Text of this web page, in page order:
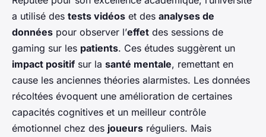
a utilisé des tests vidéos et des analyses de
données pour observer l’effet des sessions de
gaming sur les patients. Ces études suggèrent un
impact positif sur la santé mentale, remettant en
cause les anciennes théories alarmistes. Les données
récoltées évoquent une amélioration de certaines
capacités cognitives et un meilleur contrôle
émotionnel chez des joueurs réguliers. Mais